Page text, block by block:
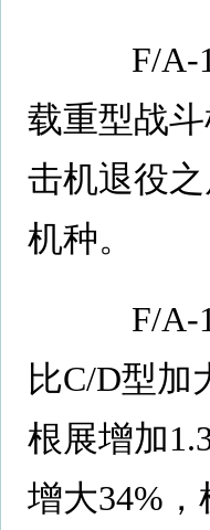
F/A-
载重型战
击机退役
机种。
F/A-
比C/D型加
根展增加
增大34%